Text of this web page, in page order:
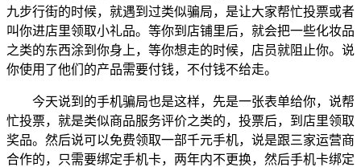
九步行街的时候，就遇到过类似骗局，是让大家帮忙投票或者
叫你进店里领取小礼品。等你到店铺里后，就会把一些化妆品
之类的东西涂到你身上，等你想走的时候，店员就阻止你。说
你使用了他们的产品需要付钱，不付钱不给走。
今天说到的手机骗局也是这样，先是一张表单给你，说帮
忙投票，就是类似商品服务评价之类的，投票后，到店里领取
奖品。然后说可以免费领取一部千元手机，说是跟三家运营商
合作的，只需要绑定手机卡，两年内不更换，然后手机卡绑定